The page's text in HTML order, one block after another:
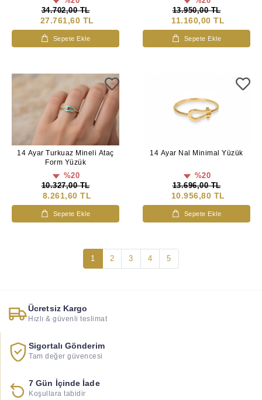
34.702,00 TL
27.761,60 TL
Sepete Ekle
13.950,00 TL
11.160,00 TL
Sepete Ekle
14 Ayar Turkuaz Mineli Ataç
Form Yüzük
%20
10.327,00 TL
8.261,60 TL
Sepete Ekle
14 Ayar Nal Minimal Yüzük
%20
13.696,00 TL
10.956,80 TL
Sepete Ekle
1 2 3 4 5
Ücretsiz Kargo
Hızlı & güvenli teslimat
Sigortalı Gönderim
Tam değer güvencesi
7 Gün İçinde İade
Koşullara tabidir